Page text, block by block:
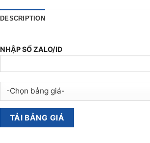
DESCRIPTION
NHẬP SỐ ZALO/ID